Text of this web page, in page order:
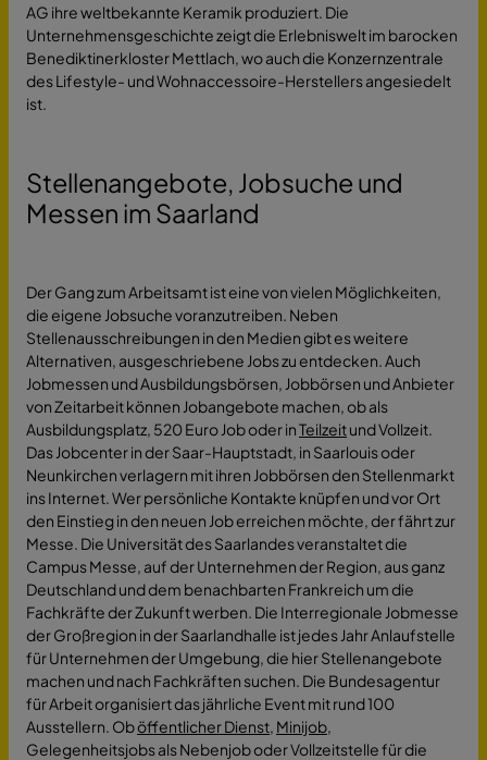
AG ihre weltbekannte Keramik produziert. Die
Unternehmensgeschichte zeigt die Erlebniswelt im barocken
Benediktinerkloster Mettlach, wo auch die Konzernzentrale
des Lifestyle- und Wohnaccessoire-Herstellers angesiedelt
ist.
Stellenangebote, Jobsuche und
Messen im Saarland
Der Gang zum Arbeitsamt ist eine von vielen Möglichkeiten,
die eigene Jobsuche voranzutreiben. Neben
Stellenausschreibungen in den Medien gibt es weitere
Alternativen, ausgeschriebene Jobs zu entdecken. Auch
Jobmessen und Ausbildungsbörsen, Jobbörsen und Anbieter
von Zeitarbeit können Jobangebote machen, ob als
Ausbildungsplatz, 520 Euro Job oder inTeilzeitund Vollzeit.
Das Jobcenter in der Saar-Hauptstadt, in Saarlouis oder
Neunkirchen verlagern mit ihren Jobbörsen den Stellenmarkt
ins Internet. Wer persönliche Kontakte knüpfen und vor Ort
den Einstieg in den neuen Job erreichen möchte, der fährt zur
Messe. Die Universität des Saarlandes veranstaltet die
Campus Messe, auf der Unternehmen der Region, aus ganz
Deutschland und dem benachbarten Frankreich um die
Fachkräfte der Zukunft werben. Die Interregionale Jobmesse
der Großregion in der Saarlandhalle ist jedes Jahr Anlaufstelle
für Unternehmen der Umgebung, die hier Stellenangebote
machen und nach Fachkräften suchen. Die Bundesagentur
für Arbeit organisiert das jährliche Event mit rund 100
Ausstellern. Oböffentlicher Dienst, Minijob,
Gelegenheitsjobs als Nebenjob oder Vollzeitstelle für die